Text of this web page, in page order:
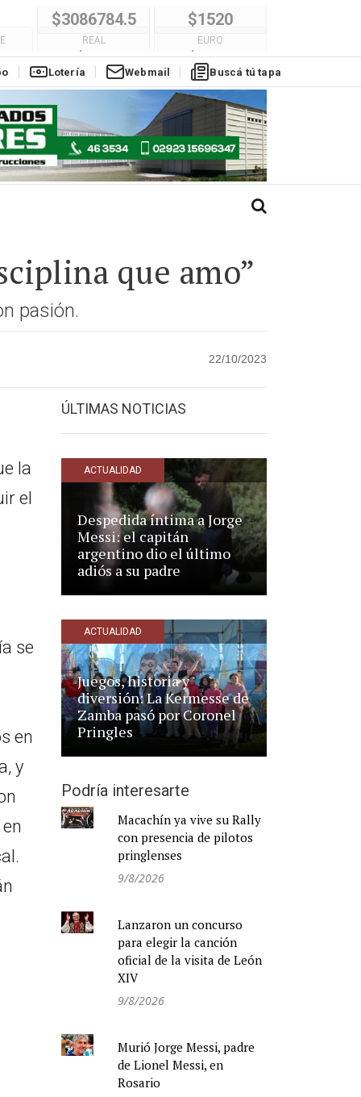
REAL
$304
EURO
$1780
Lotería Webmail Buscá tú tapa
que amo”
pasión.
22/10/2023
la
el
se
en
y
ÚLTIMAS NOTICIAS
ACTUALIDAD
Despedida íntima a Jorge
Messi: el capitán
argentino dio el último
adiós a su padre
ACTUALIDAD
Juegos, historia y
diversión: La Kermesse de
Zamba pasó por Coronel
Pringles
Podría interesarte
Macachín ya vive su Rally
con presencia de pilotos
pringlenses
9/8/2026
Lanzaron un concurso
para elegir la canción
oficial de la visita de León
XIV
9/8/2026
Murió Jorge Messi, padre
de Lionel Messi, en
Rosario